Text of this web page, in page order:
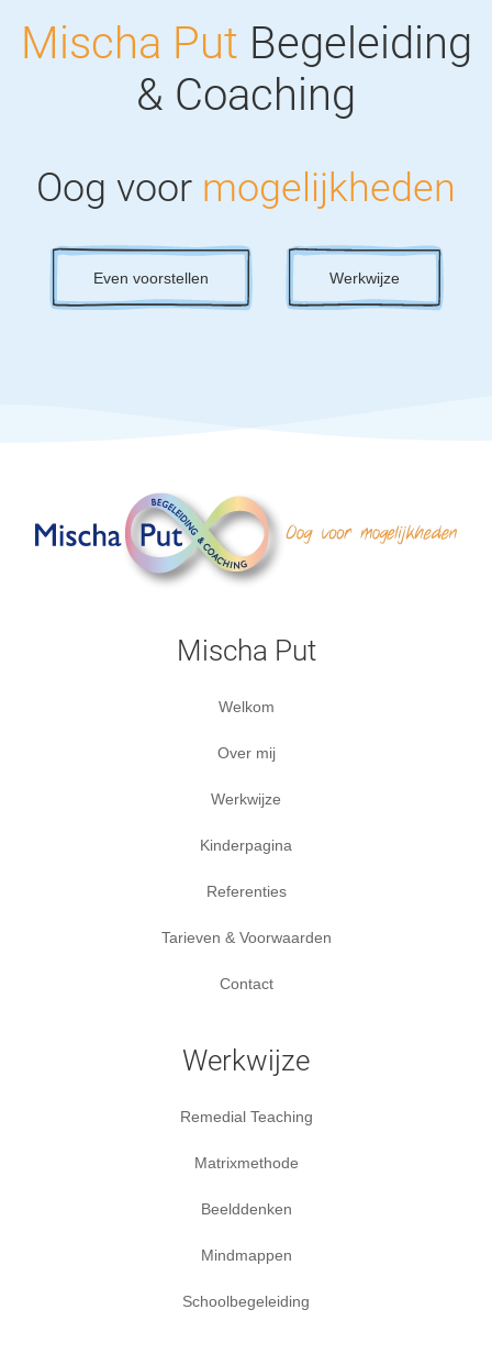
Mischa Put Begeleiding
& Coaching
Oog voor mogelijkheden
Even voorstellen Werkwijze
Mischa Put
Welkom
Over mij
Werkwijze
Kinderpagina
Referenties
Tarieven & Voorwaarden
Contact
Werkwijze
Remedial Teaching
Matrixmethode
Beelddenken
Mindmappen
Schoolbegeleiding